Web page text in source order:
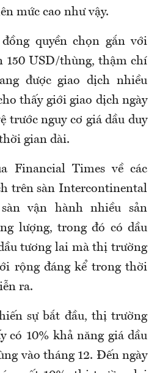
mức cao như vậy.
quyền chọn gắn với
150 USD/thùng, thậm chí
được giao dịch nhiều
thấy giới giao dịch ngày
trước nguy cơ giá dầu duy
gian dài.
Financial Times về các
trên sàn Intercontinental
vận hành nhiều sản
lượng, trong đó có dầu
tương lai mà thị trường
rộng đáng kể trong thời
ra.
sự bắt đầu, thị trường
có 10% khả năng giá dầu
vào tháng 12. Đến ngày